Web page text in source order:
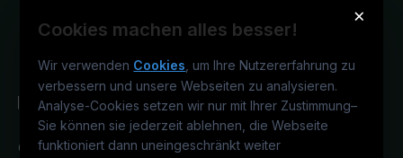
×
Cookies machen alles besser!
Wir verwenden Cookies , um Ihre Nutzererfahrung zu
verbessern und unsere Webseiten zu analysieren.
Analyse-Cookies setzen wir nur mit Ihrer Zustimmung–
Sie können sie jederzeit ablehnen, die Webseite
funktioniert dann uneingeschränkt weiter
Österreichs IT-Karriereportal.Ein